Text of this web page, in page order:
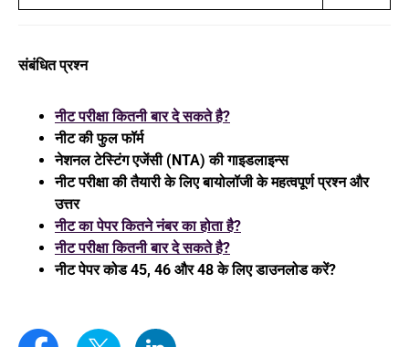
संबंधित प्रश्न
नीट परीक्षा कितनी बार दे सकते है?
नीट की फुल फॉर्म
नेशनल टेस्टिंग एजेंसी (NTA) की गाइडलाइन्स
नीट परीक्षा की तैयारी के लिए बायोलॉजी के महत्वपूर्ण प्रश्न और
उत्तर
नीट का पेपर कितने नंबर का होता है?
नीट परीक्षा कितनी बार दे सकते है?
नीट पेपर कोड 45, 46 और 48 के लिए डाउनलोड करें?